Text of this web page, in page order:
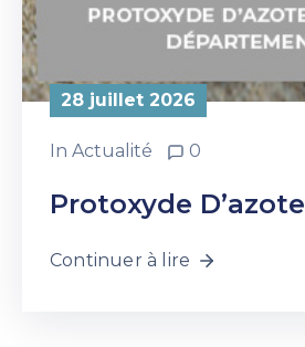
28 juillet 2026
In Actualité 0
Protoxyde D’azote
Continuer à lire